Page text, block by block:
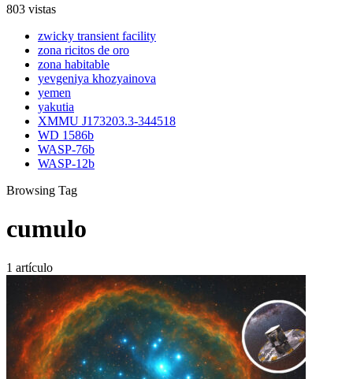
803 vistas
zwicky transient facility
zona ricitos de oro
zona habitable
yevgeniya khozyainova
yemen
yakutia
XMMU J173203.3-344518
WD 1586b
WASP-76b
WASP-12b
Browsing Tag
cumulo
1 artículo